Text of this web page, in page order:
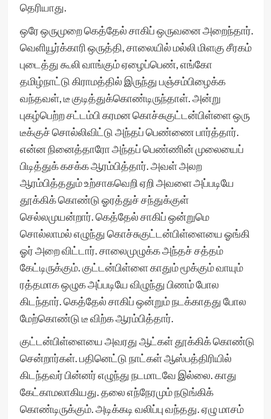
தெரியாது.
ஒரே ஒருமுறை கெத்தேல் சாகிப் ஒருவனை அறைந்தார்.
வெளியூர்க்காரி ஒருத்தி, சாலையில் மல்லி மிளகு சீரகம்
புடைத்து கூலி வாங்கும் ஏழைப்பெண், எங்கோ
தமிழ்நாட்டு கிராமத்தில் இருந்து பஞ்சம்பிழைக்க
வந்தவள், டீ குடித்துக்கொண்டிருந்தாள். அன்று
புகழ்பெற்ற சட்டம்பி கரமன கொச்சுகுட்டன்பிள்ளை ஒரு
டீக்குச் சொல்லிவிட்டு அந்தப் பெண்ணை பார்த்தார்.
என்ன நினைத்தாரோ அந்தப் பெண்ணின் முலையைப்
பிடித்துக் கசக்க ஆரம்பித்தார். அவள் அலற
ஆரம்பித்ததும் உற்சாகவெறி ஏறி அவளை அப்படியே
தூக்கிக் கொண்டு ஓரத்துச் சந்துக்குள்
செல்லமுயன்றார். கெத்தேல் சாகிப் ஒன்றுமெ
சொல்லாமல் எழுந்து கொச்சுகுட்டன்பிள்ளையை ஓங்கி
ஓர் அறை விட்டார். சாலைமுழுக்க அந்தச் சத்தம்
கேட்டிருக்கும். குட்டன்பிள்ளை காதும் மூக்கும் வாயும்
ரத்தமாக ஒழுக அப்படியே விழுந்து பிணம் போல
கிடந்தார். கெத்தேல் சாகிப் ஒன்றும் நடக்காதது போல
மேற்கொண்டு டீ விற்க ஆரம்பித்தார்.
குட்டன்பிள்ளையை அவரது ஆட்கள் தூக்கிக் கொண்டு
சென்றார்கள். பதினெட்டு நாட்கள் ஆஸ்பத்திரியில்
கிடந்தவர் பின்னர் எழுந்து நடமாடவே இல்லை. காது
கேட்காமலாகியது. தலை எந்நேரமும் நடுங்கிக்
கொண்டிருக்கும். அடிக்கடி வலிப்பு வந்தது. ஏழு மாசம்